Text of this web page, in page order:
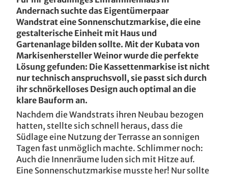
Kindertagesstätte / L
EFH Köln / D
Playa Köln / D
EFH Pirmasens / D
Hanau / D
Glasoase®
Loft Hamburg / D
EFH Leverkusen / D
EFH Ratingen / D
Andernach suchte das Eigentümerpaar
Wandstrat eine Sonnenschutzmarkise, die eine
gestalterische Einheit mit Haus und
Gartenanlage bilden sollte. Mit der Kubata von
Markisenhersteller Weinor wurde die perfekte
Lösung gefunden: Die Kassettenmarkise ist nicht
nur technisch anspruchsvoll, sie passt sich durch
ihr schnörkelloses Design auch optimal an die
klare Bauform an.
Nachdem die Wandstrats ihren Neubau bezogen
hatten, stellte sich schnell heraus, dass die
Südlage eine Nutzung der Terrasse an sonnigen
Tagen fast unmöglich machte. Schlimmer noch:
Auch die Innenräume luden sich mit Hitze auf.
Eine Sonnenschutzmarkise musste her! Nur sollte